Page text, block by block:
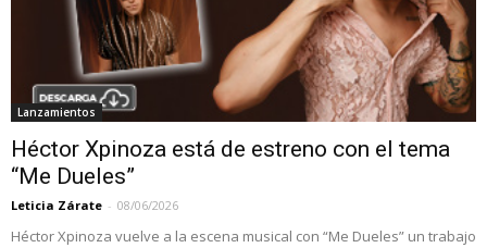
Lanzamientos
Héctor Xpinoza está de estreno con el tema
“Me Dueles”
Leticia Zárate - 08/06/2026
Héctor Xpinoza vuelve a la escena musical con “Me Dueles” un trabajo